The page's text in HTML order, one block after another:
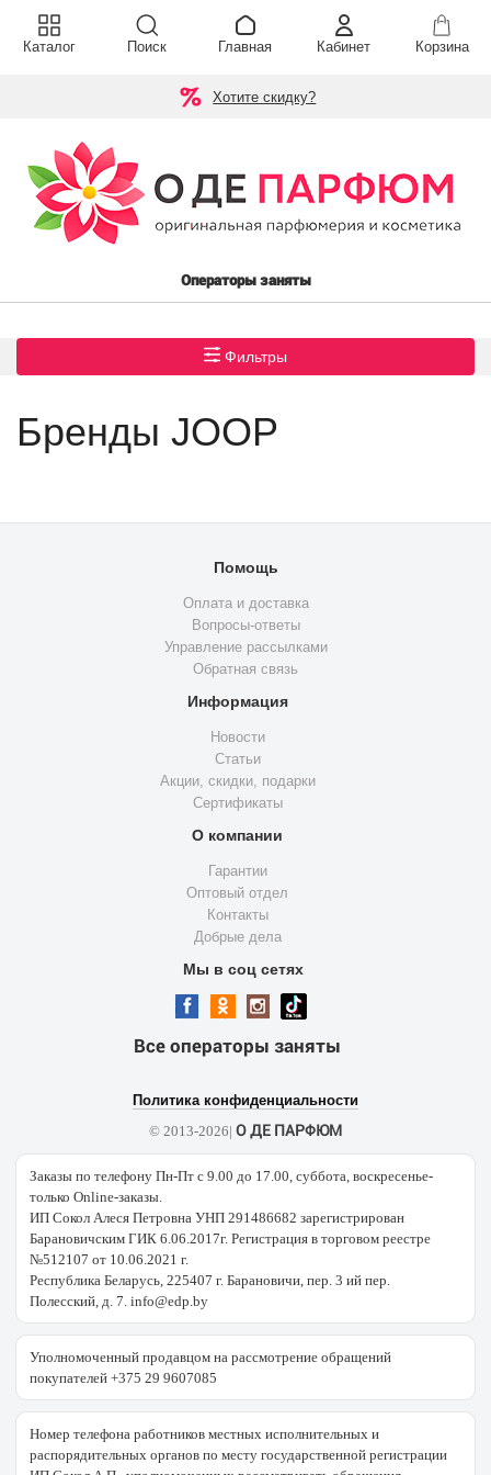
Хотите скидку?
Операторы заняты
Фильтры
Бренды JOOP
Помощь
Оплата и доставка
Вопросы-ответы
Управление рассылками
Обратная связь
Информация
Новости
Статьи
Акции, скидки, подарки
Сертификаты
О компании
Гарантии
Оптовый отдел
Контакты
Добрые дела
Мы в соц сетях
Все операторы заняты
Политика конфиденциальности
© 2013-2026| О ДЕ ПАРФЮМ
Заказы по телефону Пн-Пт с 9.00 до 17.00, суббота, воскресенье-
только Online-заказы.
ИП Сокол Алеся Петровна УНП 291486682 зарегистрирован
Барановичским ГИК 6.06.2017г. Регистрация в торговом реестре
№512107 от 10.06.2021 г.
Республика Беларусь, 225407 г. Барановичи, пер. 3 ий пер.
Полесский, д. 7. info@edp.by
Уполномоченный продавцом на рассмотрение обращений
покупателей +375 29 9607085
Номер телефона работников местных исполнительных и
распорядительных органов по месту государственной регистрации
Каталог Поиск Главная Кабинет Корзина